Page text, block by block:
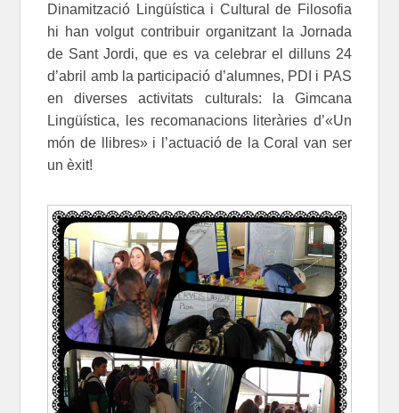
Dinamització Lingüística i Cultural de Filosofia
hi han volgut contribuir organitzant la Jornada
de Sant Jordi, que es va celebrar el dilluns 24
d’abril amb la participació d’alumnes, PDI i PAS
en diverses activitats culturals: la Gimcana
Lingüística, les recomanacions literàries d’«Un
món de llibres» i l’actuació de la Coral van ser
un èxit!